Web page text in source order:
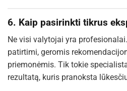
6. Kaip pasirinkti tikrus
Ne visi valytojai yra
patirtimi, geromis
priemonėmis. Tik tokie
rezultatą, kuris pranoksta